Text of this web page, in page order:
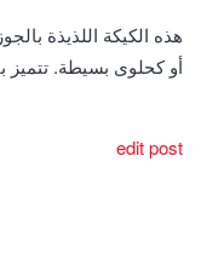
هذه الكيكة اللذيذة
أو كحلوى بسيطة. تتميز
edit post